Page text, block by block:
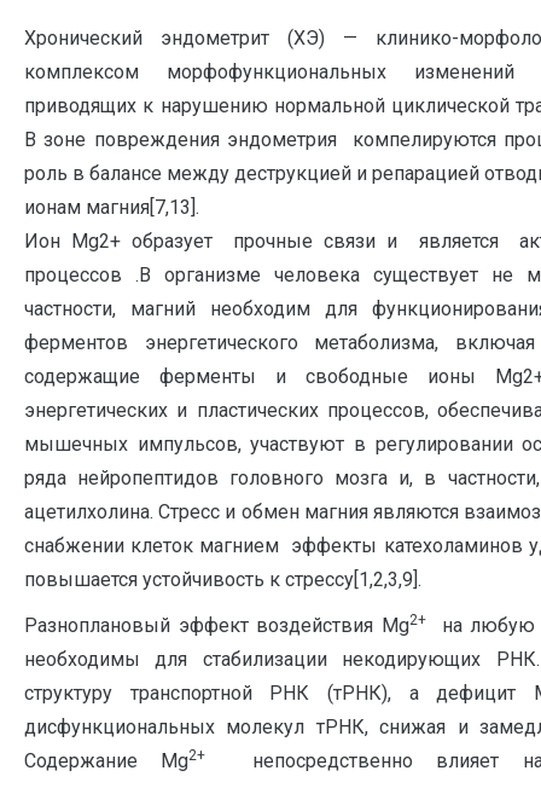
Хронический эндометрит (ХЭ) — клинико-
комплексом морфофункциональных изменений
приводящих к нарушению нормальной циклической
В зоне повреждения эндометрия компелируются
роль в балансе между деструкцией и репарацией
ионам магния[7,13].
Ион Mg2+ образует прочные связи и является
процессов .В организме человека существует не
частности, магний необходим для
ферментов энергетического метаболизма,
содержащие ферменты и свободные ионы
энергетических и пластических процессов,
мышечных импульсов, участвуют в регулировании
ряда нейропептидов головного мозга и, в
ацетилхолина. Стресс и обмен магния являются
снабжении клеток магнием эффекты катехоламинов
повышается устойчивость к стрессу[1,2,3,9].
Разноплановый эффект воздействия Mg2+на любую
необходимы для стабилизации некодирующих
структуру транспортной РНК (тРНК), а дефицит
дисфункциональных молекул тРНК, снижая и
Содержание Mg2+
непосредственно влияет